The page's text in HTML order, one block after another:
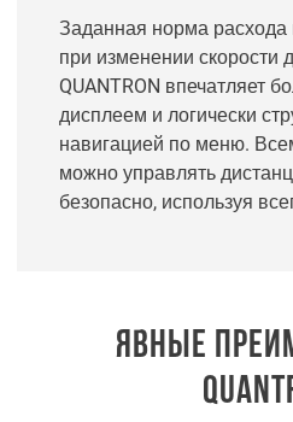
Заданная норма расхода
при изменении скорости
QUANTRON впечатляет
дисплеем и логически
навигацией по меню.
можно управлять
безопасно, используя
ЯВНЫЕ